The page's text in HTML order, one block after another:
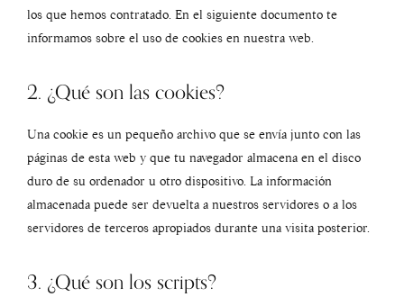
los que hemos contratado. En el siguiente documento te
informamos sobre el uso de cookies en nuestra web.
2. ¿Qué son las cookies?
Una cookie es un pequeño archivo que se envía junto con las
páginas de esta web y que tu navegador almacena en el disco
duro de su ordenador u otro dispositivo. La información
almacenada puede ser devuelta a nuestros servidores o a los
servidores de terceros apropiados durante una visita posterior.
3. ¿Qué son los scripts?